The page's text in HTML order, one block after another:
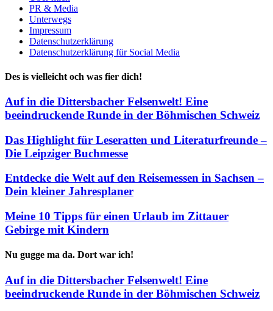
PR & Media
Unterwegs
Impressum
Datenschutzerklärung
Datenschutzerklärung für Social Media
Des is vielleicht och was fier dich!
Auf in die Dittersbacher Felsenwelt! Eine
beeindruckende Runde in der Böhmischen Schweiz
Das Highlight für Leseratten und Literaturfreunde –
Die Leipziger Buchmesse
Entdecke die Welt auf den Reisemessen in Sachsen –
Dein kleiner Jahresplaner
Meine 10 Tipps für einen Urlaub im Zittauer
Gebirge mit Kindern
Nu gugge ma da. Dort war ich!
Auf in die Dittersbacher Felsenwelt! Eine
beeindruckende Runde in der Böhmischen Schweiz